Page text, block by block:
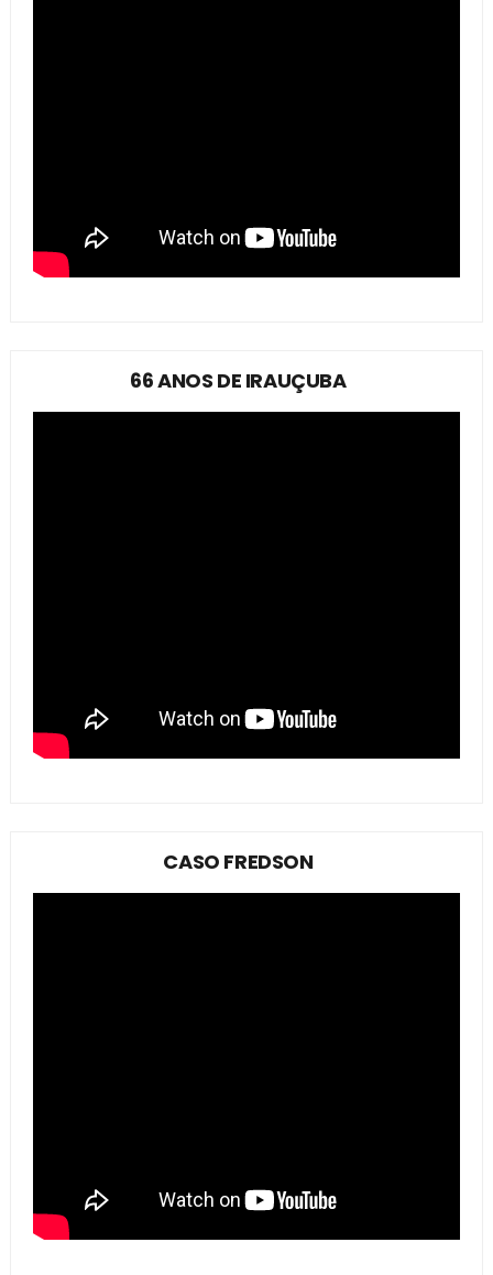
66 ANOS DE IRAUÇUBA
CASO FREDSON